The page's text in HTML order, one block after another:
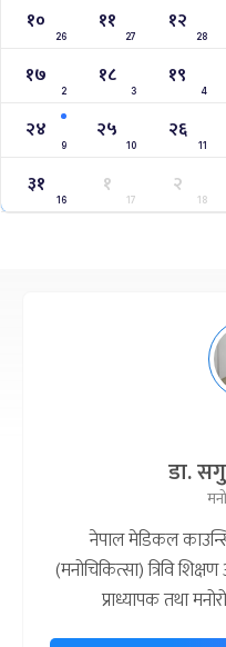
१०
26
११
27
१२
28
१७
2
१८
3
१९
4
२४
9
२५
10
२६
11
३१
16
१
17
२
18
डा.
नेपाल मेडिकल
(मनोचिकित्सा) त्रिवि
प्राध्यापक तथा